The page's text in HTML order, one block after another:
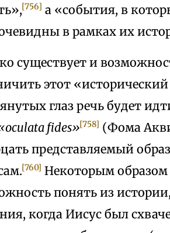
[756] а «события, в
в рамках их
существует и
этот
глаз речь будет
fides»[758] (Фома
представляемый
[760] Некоторым образом
понять из
когда Иисус был